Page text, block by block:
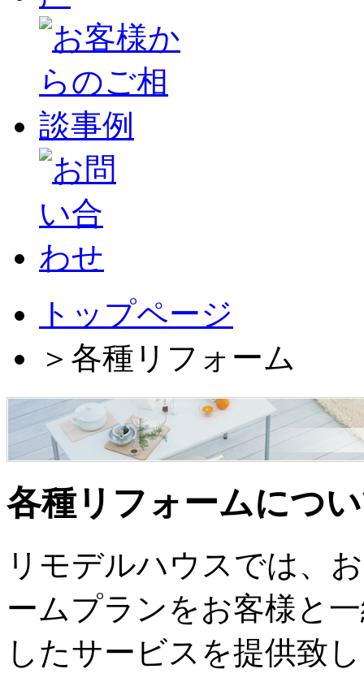
トップページ
＞ 各種リフォーム
各種リフォームにつ
リモデルハウスでは、
ームプランをお客様と
したサービスを提供致